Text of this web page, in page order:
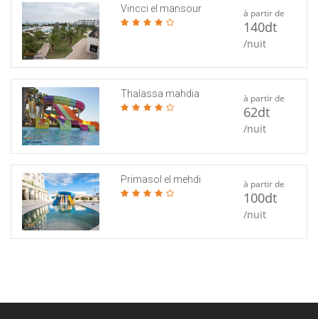
Vincci el mansour à partir de
140dt
/nuit
Thalassa mahdia à partir de
62dt
/nuit
Primasol el mehdi à partir de
100dt
/nuit